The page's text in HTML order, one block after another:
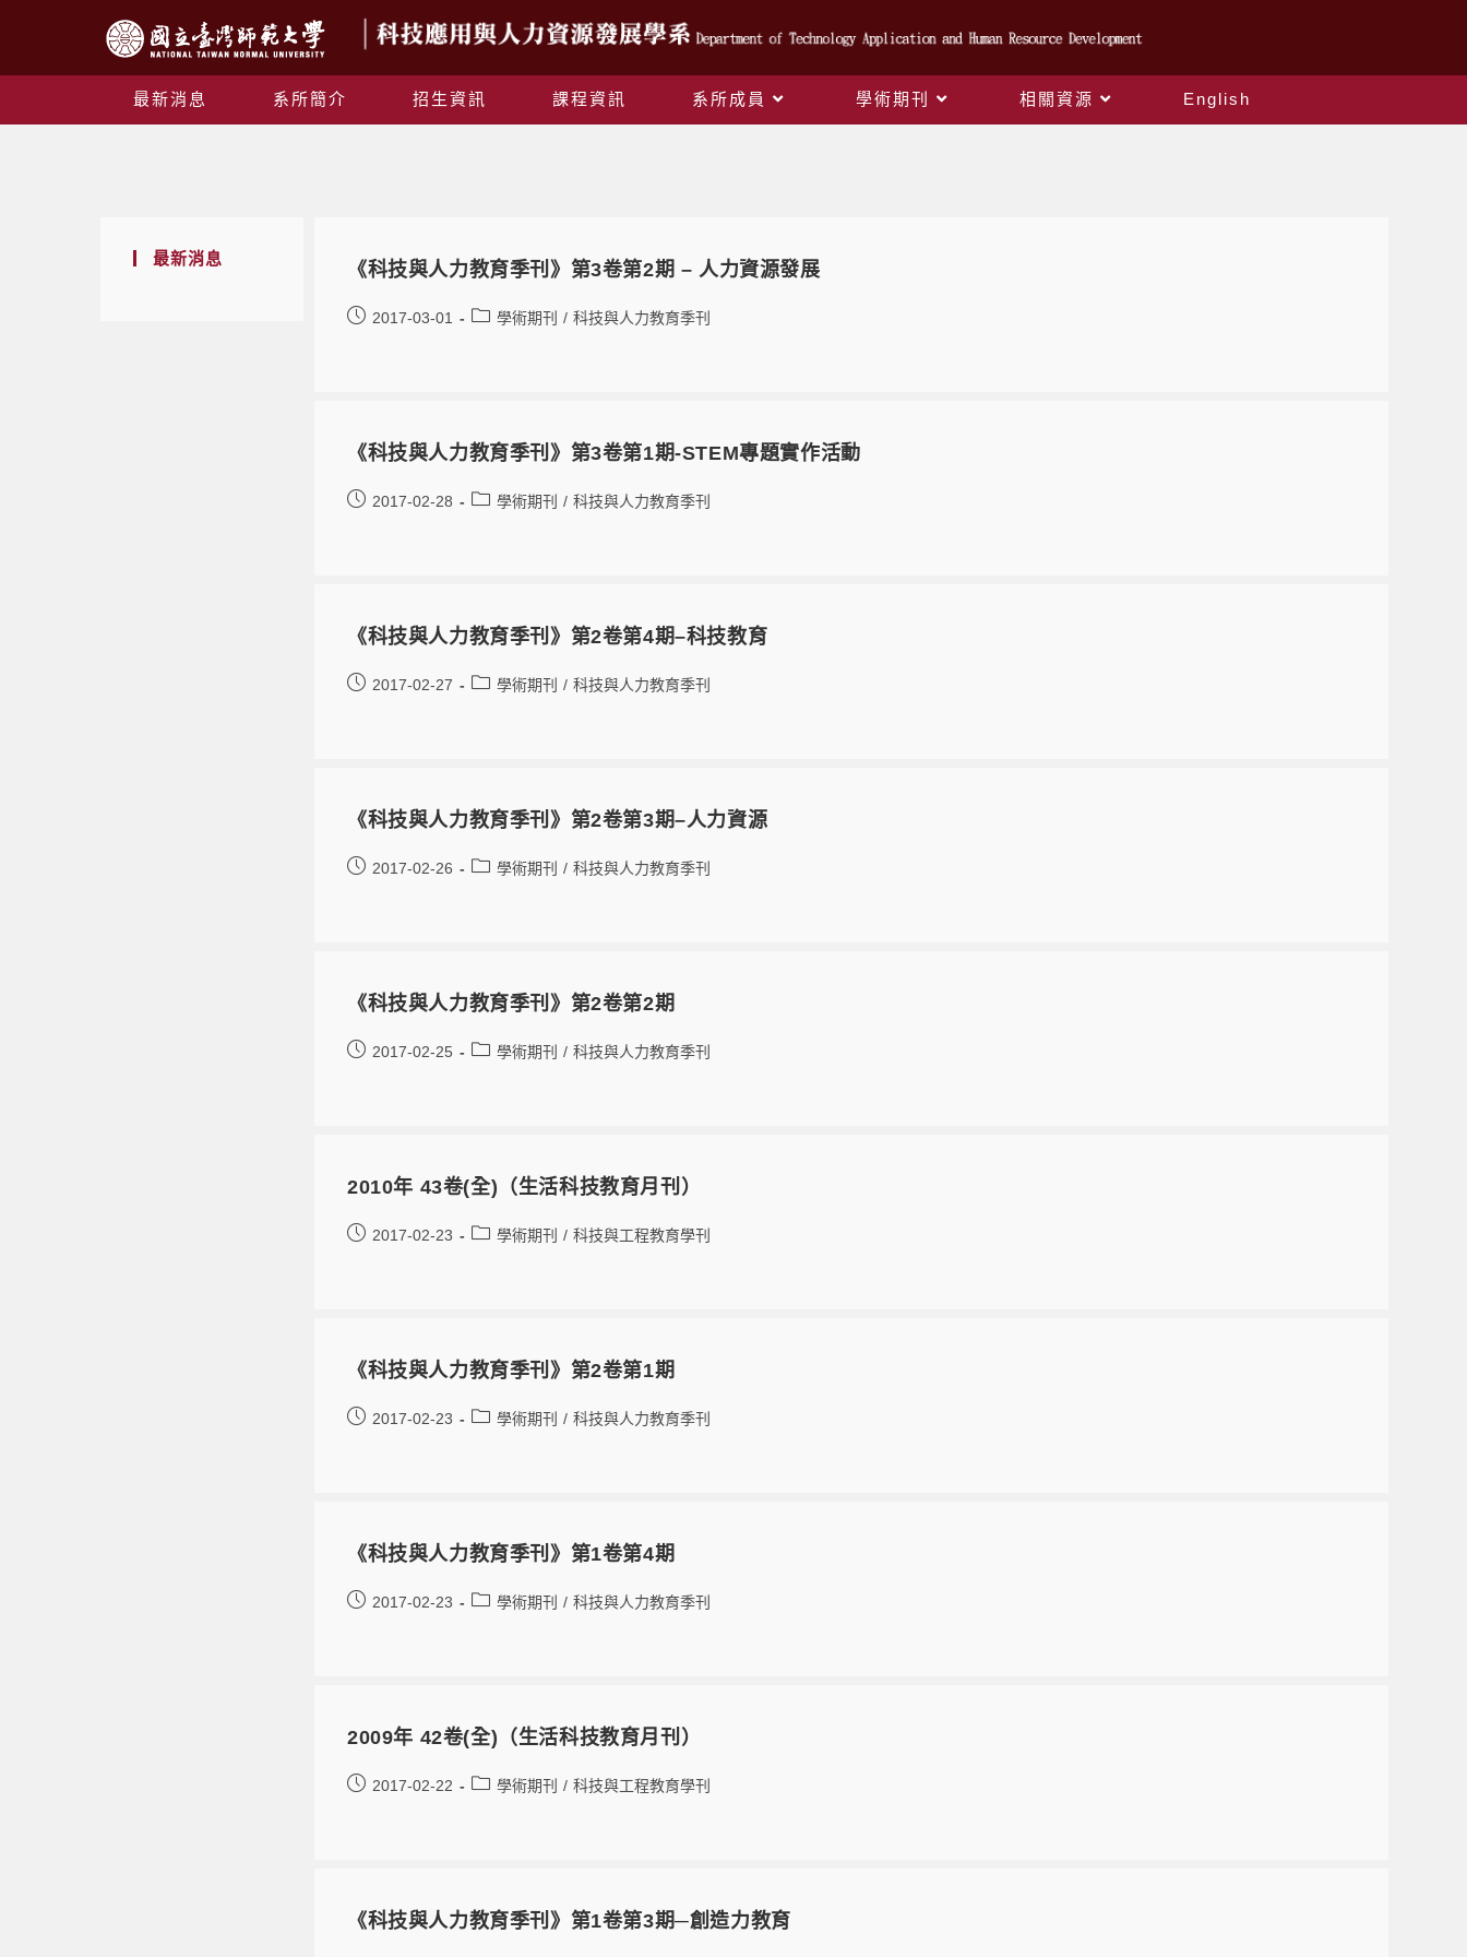
最新消息 系所簡介 招生資訊 課程資訊 系所成員 學術期刊 相關資源 English
最新消息
《科技與人力教育季刊》第3卷第2期 – 人力資源發展
2017-03-01 學術期刊 / 科技與人力教育季刊
《科技與人力教育季刊》第3卷第1期-STEM專題實作活動
2017-02-28 學術期刊 / 科技與人力教育季刊
《科技與人力教育季刊》第2卷第4期–科技教育
2017-02-27 學術期刊 / 科技與人力教育季刊
《科技與人力教育季刊》第2卷第3期–人力資源
2017-02-26 學術期刊 / 科技與人力教育季刊
《科技與人力教育季刊》第2卷第2期
2017-02-25 學術期刊 / 科技與人力教育季刊
2010年 43卷(全)（生活科技教育月刊）
2017-02-23 學術期刊 / 科技與工程教育學刊
《科技與人力教育季刊》第2卷第1期
2017-02-23 學術期刊 / 科技與人力教育季刊
《科技與人力教育季刊》第1卷第4期
2017-02-23 學術期刊 / 科技與人力教育季刊
2009年 42卷(全)（生活科技教育月刊）
2017-02-22 學術期刊 / 科技與工程教育學刊
《科技與人力教育季刊》第1卷第3期─創造力教育